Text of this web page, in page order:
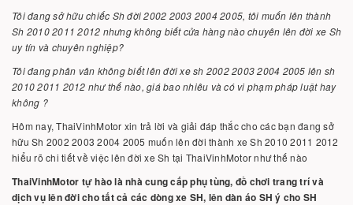
Tôi đang sở hữu chiếc Sh đời 2002 2003 2004 2005, tôi muốn lên thành
Sh 2010 2011 2012 nhưng không biết cửa hàng nào chuyên lên đời xe Sh
uy tín và chuyên nghiệp?
Tôi đang phân vân không biết lên đời xe sh 2002 2003 2004 2005 lên sh
2010 2011 2012 như thế nào, giá bao nhiêu và có vi phạm pháp luật hay
không ?
Hôm nay, ThaiVinhMotor xin trả lời và giải đáp thắc cho các bạn đang sở
hữu Sh 2002 2003 2004 2005 muốn lên đời thành xe Sh 2010 2011 2012
hiểu rõ chi tiết về việc lên đời xe Sh tại ThaiVinhMotor như thế nào
ThaiVinhMotor tự hào là nhà cung cấp phụ tùng, đồ chơi trang trí và
dịch vụ lên đời cho tất cả các dòng xe SH, lên dàn áo SH ý cho SH